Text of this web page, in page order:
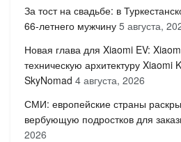
За тост на свадьбе: в
66-летнего мужчину 5 августа,
Новая глава для Xiaomi EV:
техническую архитектуру
SkyNomad 4 августа, 2026
СМИ: европейские страны
вербующую подростков для
2026